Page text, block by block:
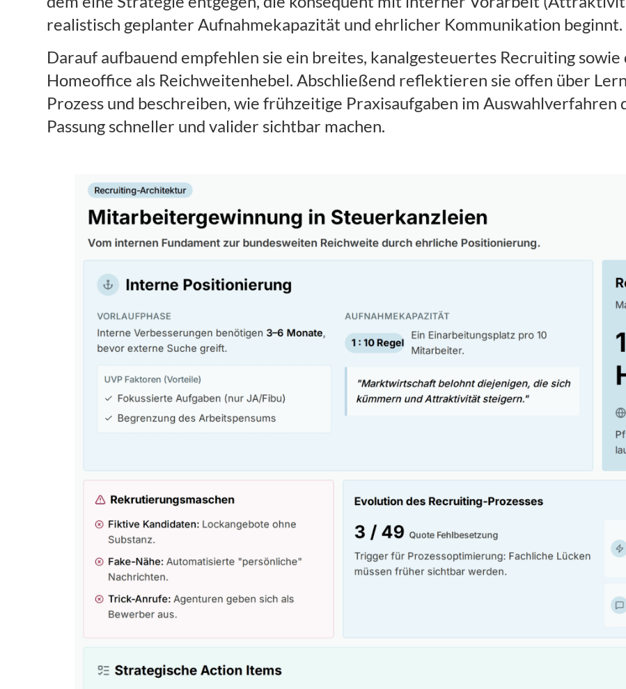
realistisch geplanter Aufnahmekapazität und ehrlicher Kommunikation beginnt.
Darauf aufbauend empfehlen sie ein breites, kanalgesteuertes Recruiting
Homeoffice als Reichweitenhebel. Abschließend reflektieren sie offen über
Prozess und beschreiben, wie frühzeitige Praxisaufgaben im Auswahlverfahren
Passung schneller und valider sichtbar machen.